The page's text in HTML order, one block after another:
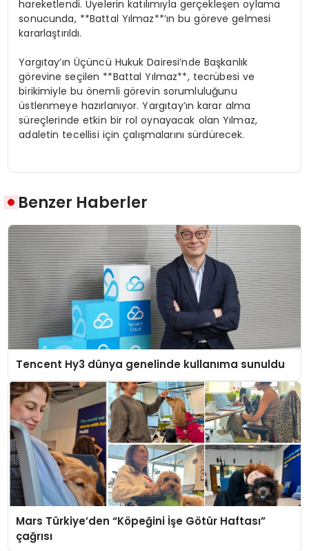
hareketlendi. Üyelerin katılımıyla gerçekleşen oylama
sonucunda, **Battal Yılmaz**’ın bu göreve gelmesi
kararlaştırıldı.
Yargıtay’ın Üçüncü Hukuk Dairesi’nde Başkanlık
görevine seçilen **Battal Yılmaz**, tecrübesi ve
birikimiyle bu önemli görevin sorumluluğunu
üstlenmeye hazırlanıyor. Yargıtay’ın karar alma
süreçlerinde etkin bir rol oynayacak olan Yılmaz,
adaletin tecellisi için çalışmalarını sürdürecek.
Benzer Haberler
Tencent Hy3 dünya genelinde kullanıma sunuldu
Mars Türkiye’den “Köpeğini İşe Götür Haftası”
çağrısı